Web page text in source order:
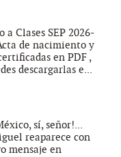
a Clases SEP 2026-
de nacimiento y
en PDF ,
descargarlas e...
sí, señor!...
reaparece con
mensaje en